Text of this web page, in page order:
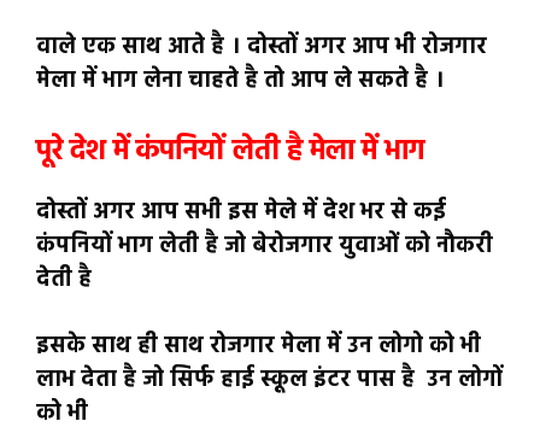
वाले एक साथ आते है । दोस्तों अगर आप भी रोजगार
मेला में भाग लेना चाहते है तो आप ले सकते है ।
पूरे देश में कंपनियों लेती है मेला में भाग
दोस्तों अगर आप सभी इस मेले में देश भर से कई
कंपनियों भाग लेती है जो बेरोजगार युवाओं को नौकरी
देती है
इसके साथ ही साथ रोजगार मेला में उन लोगो को भी
लाभ देता है जो सिर्फ हाई स्कूल इंटर पास है उन लोगों
को भी